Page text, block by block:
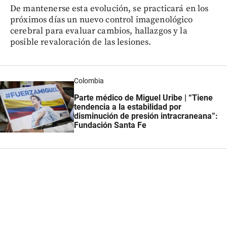
De mantenerse esta evolución, se practicará en los
próximos días un nuevo control imagenológico
cerebral para evaluar cambios, hallazgos y la
posible revaloración de las lesiones.
Colombia
Parte médico de Miguel Uribe | “Tiene
tendencia a la estabilidad por
disminución de presión intracraneana”:
Fundación Santa Fe